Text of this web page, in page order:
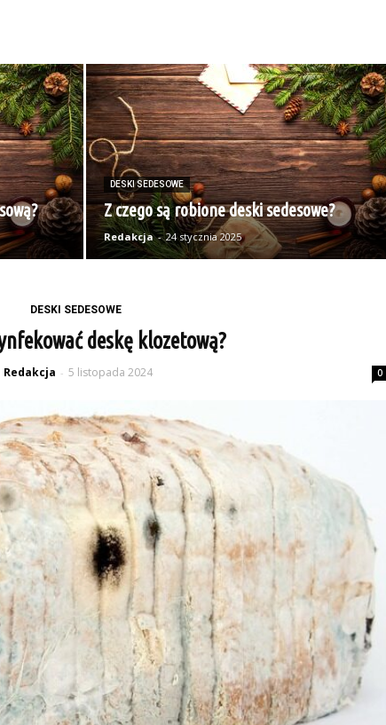
DESKI SEDESOWE
Z czego są robione deski sedesowe?
Redakcja - 24 stycznia 2025
DESKI SEDESOWE
deskę klozetową?
Redakcja - 5 listopada 2024 0